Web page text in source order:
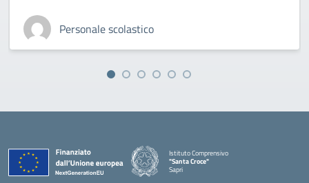
Personale scolastico
Istituto Comprensivo
"Santa Croce"
Sapri
— Visita la pagina iniziale della scuola